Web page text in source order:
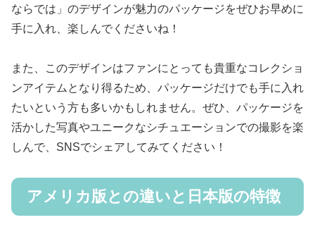
ならでは」のデザインが魅力のパッケージをぜひお早めに
手に入れ、楽しんでくださいね！
また、このデザインはファンにとっても貴重なコレクショ
ンアイテムとなり得るため、パッケージだけでも手に入れ
たいという方も多いかもしれません。ぜひ、パッケージを
活かした写真やユニークなシチュエーションでの撮影を楽
しんで、SNSでシェアしてみてください！
アメリカ版との違いと日本版の特徴